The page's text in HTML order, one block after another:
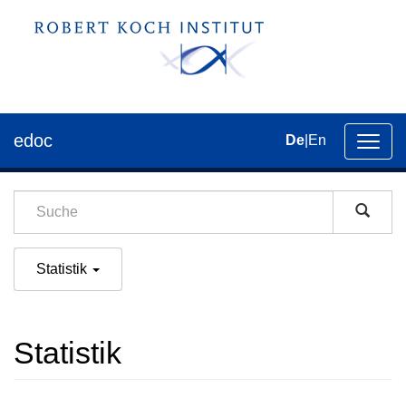
der
edoc De En
Statistik
Statistik